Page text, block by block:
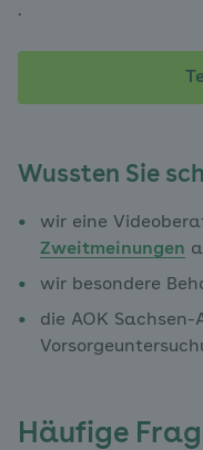
.
Wussten Sie
wir eine
Zweitmeinungen
wir besondere
die AOK
Häufige